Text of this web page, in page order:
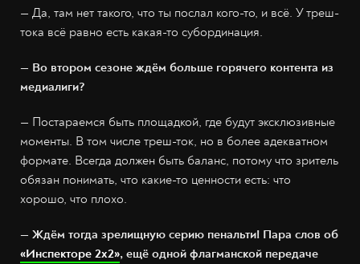
— Да, там нет такого, что ты послал кого-то, и всё. У треш-
тока всё равно есть какая-то субординация.
— Во втором сезоне ждём больше горячего контента из
медиалиги?
— Постараемся быть площадкой, где будут эксклюзивные
моменты. В том числе треш-ток, но в более адекватном
формате. Всегда должен быть баланс, потому что зритель
обязан понимать, что какие-то ценности есть: что
хорошо, что плохо.
— Ждём тогда зрелищную серию пенальти! Пара слов об
«Инспекторе 2х2», ещё одной флагманской передаче